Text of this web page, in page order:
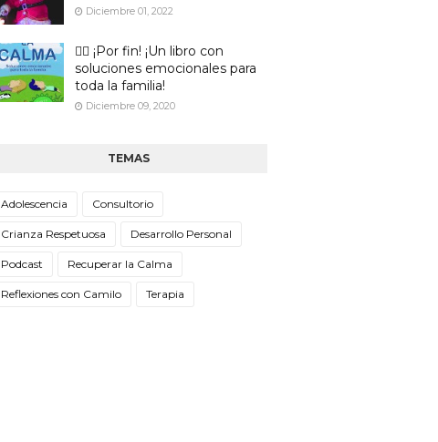
Diciembre 01, 2022
🙋‍♀️ ¡Por fin! ¡Un libro con
soluciones emocionales para
toda la familia!
Diciembre 09, 2020
TEMAS
Adolescencia Consultorio
Crianza Respetuosa Desarrollo Personal
Podcast Recuperar la Calma
Reflexiones con Camilo Terapia